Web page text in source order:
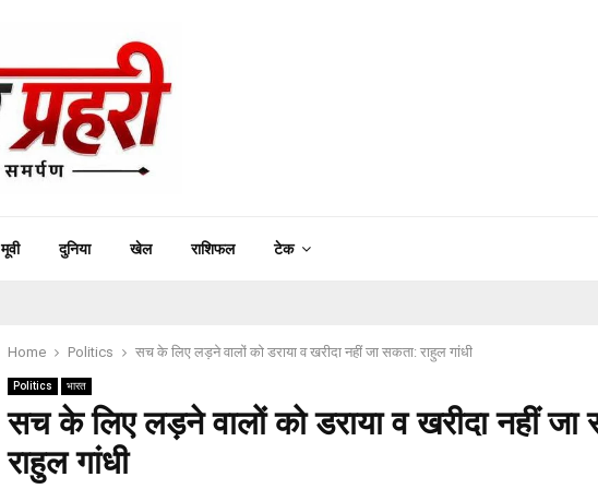
मूवी दुनिया खेल राशिफल टेक
Home Politics सच के लिए लड़ने वालों को डराया व खरीदा नहीं जा सकता: राहुल गांधी
Politics भारत
सच के लिए लड़ने वालों को डराया व खरीदा नहीं जा
राहुल गांधी